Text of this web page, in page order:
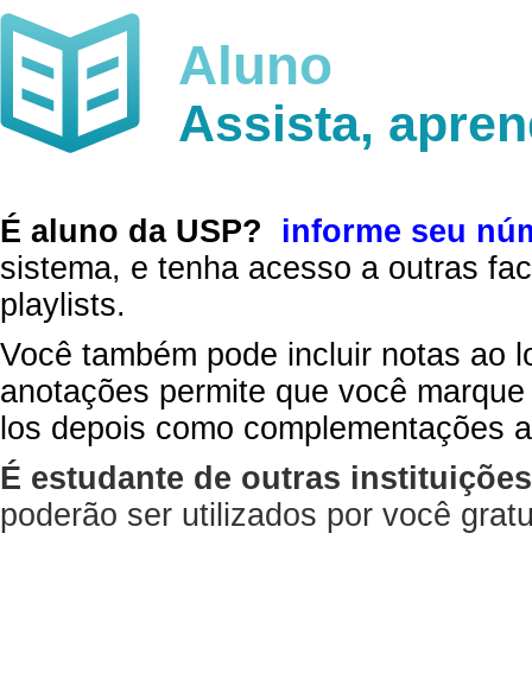
Aluno
Assista,
É aluno da USP?
informe seu
sistema, e tenha acesso a outras
playlists.
Você também pode incluir notas ao
anotações permite que você
los depois como complementações
É estudante de outras
poderão ser utilizados por você